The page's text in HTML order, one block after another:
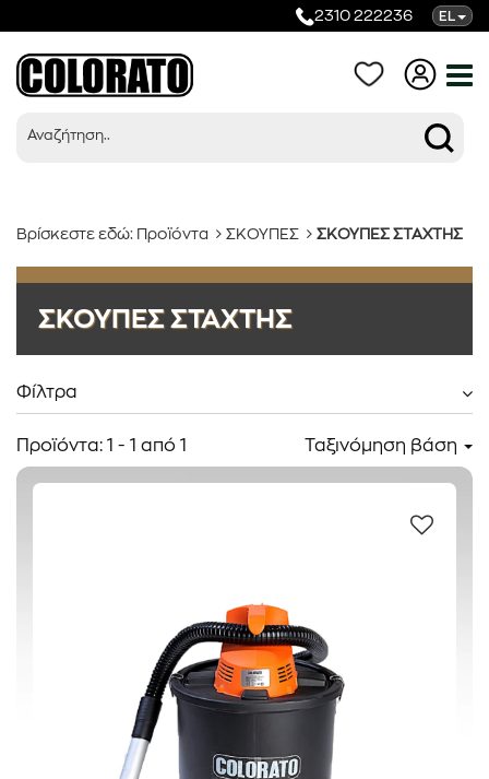
2310 222236 EL
Κατηγορίες
Βρίσκεστε εδώ: Προϊόντα ΣΚΟΥΠΕΣ ΣΚΟΥΠΕΣ ΣΤΑΧΤΗΣ
ΣΚΟΥΠΕΣ ΣΤΑΧΤΗΣ
Φίλτρα
ΠΟΡΤΟΚΑΛΙ
Προϊόντα: 1 - 1 από 1 Ταξινόμηση βάση